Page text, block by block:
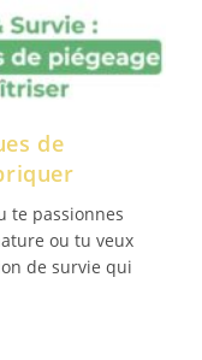
de
te passionnes
ou tu veux
de survie qui